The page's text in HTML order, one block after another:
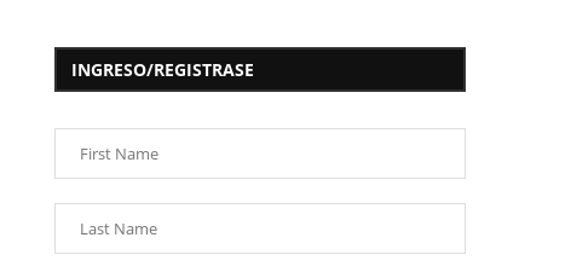
INGRESO/REGISTRASE